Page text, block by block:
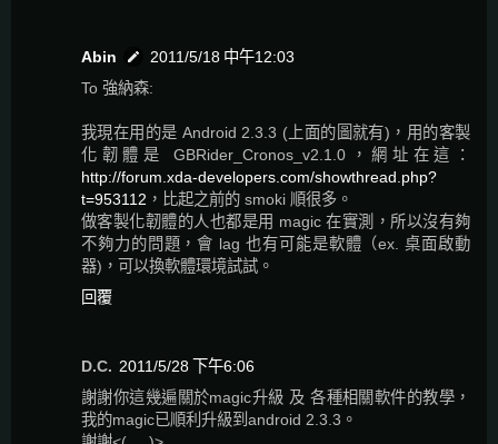
Abin
2011/5/18 中午12:03
To 強納森:
我現在用的是 Android 2.3.3 (上面的圖就有)，用的客製
化韌體是 GBRider_Cronos_v2.1.0，網址在這：
http://forum.xda-developers.com/showthread.php?
t=953112 ，比起之前的 smoki 順很多。
做客製化韌體的人也都是用 magic 在實測，所以沒有夠
不夠力的問題，會 lag 也有可能是軟體（ex. 桌面啟動
器)，可以換軟體環境試試。
回覆
D.C. 2011/5/28 下午6:06
謝謝你這幾遍關於magic升級 及 各種相關軟件的教學，
我的magic已順利升級到android 2.3.3。